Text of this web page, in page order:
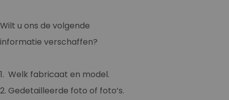
Wilt u ons de volgende
informatie verschaffen?
1. Welk fabricaat en model.
2. Gedetailleerde foto of foto’s.